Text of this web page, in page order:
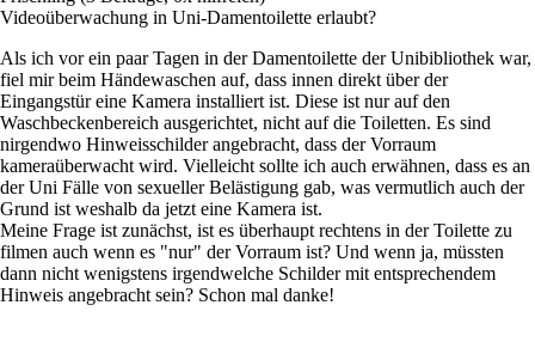
Videoüberwachung in Uni-Damentoilette erlaubt?
Als ich vor ein paar Tagen in der Damentoilette der Unibibliothek war,
fiel mir beim Händewaschen auf, dass innen direkt über der
Eingangstür eine Kamera installiert ist. Diese ist nur auf den
Waschbeckenbereich ausgerichtet, nicht auf die Toiletten. Es sind
nirgendwo Hinweisschilder angebracht, dass der Vorraum
kameraüberwacht wird. Vielleicht sollte ich auch erwähnen, dass es an
der Uni Fälle von sexueller Belästigung gab, was vermutlich auch der
Grund ist weshalb da jetzt eine Kamera ist.
Meine Frage ist zunächst, ist es überhaupt rechtens in der Toilette zu
filmen auch wenn es "nur" der Vorraum ist? Und wenn ja, müssten
dann nicht wenigstens irgendwelche Schilder mit entsprechendem
Hinweis angebracht sein? Schon mal danke!